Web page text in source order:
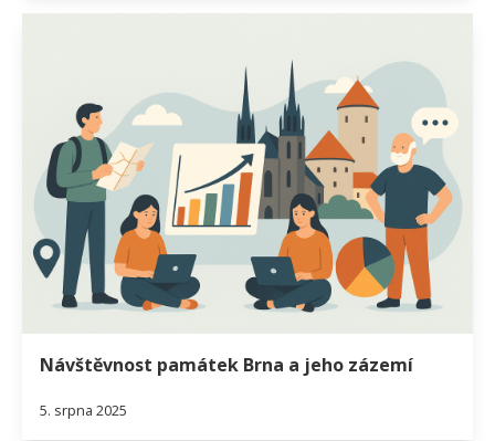
Návštěvnost památek Brna a jeho zázemí
5. srpna 2025